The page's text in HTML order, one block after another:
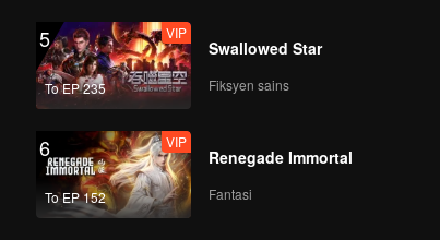
5
To EP 235
VIP
Swallowed Star
Fiksyen sains
6
To EP 152
VIP
Renegade Immortal
Fantasi